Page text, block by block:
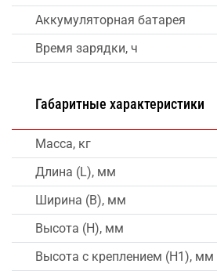
Аккумуляторная батарея
Время зарядки, ч
Габаритные характеристики
Масса, кг
Длина (L), мм
Ширина (B), мм
Высота (H), мм
Высота с креплением (H1), мм